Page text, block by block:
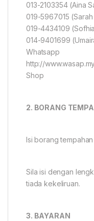
013-2103354 (Aina
019-5967015
019-4434109
014-9401699
Whatsapp
http://
Shop
2. BORANG
Isi borang
Sila isi dengan
tiada kekeliruan.
3. BAYARAN